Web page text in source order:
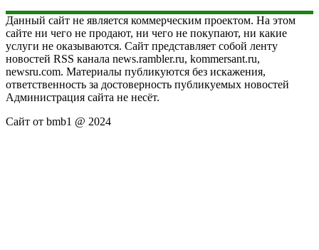
Данный сайт не является коммерческим проектом. На этом
сайте ни чего не продают, ни чего не покупают, ни какие
услуги не оказываются. Сайт представляет собой ленту
новостей RSS канала news.rambler.ru, kommersant.ru,
newsru.com. Материалы публикуются без искажения,
ответственность за достоверность публикуемых новостей
Администрация сайта не несёт.
Сайт от bmb1 @ 2024